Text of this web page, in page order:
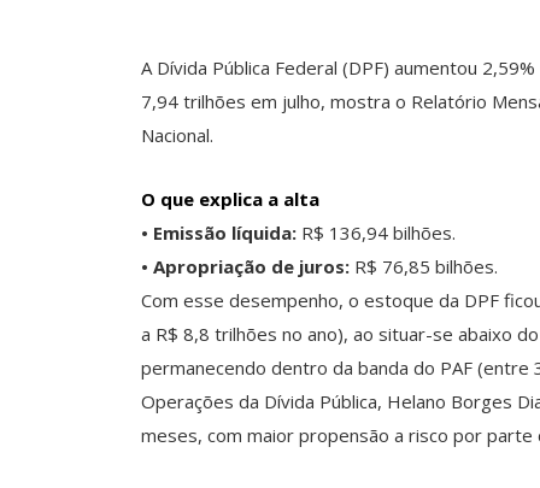
A Dívida Pública Federal (DPF) aumentou
7,94 trilhões em julho, mostra o Relatório
Nacional.
O que explica a alta
• Emissão líquida: R$ 136,94 bilhões.
• Apropriação de juros: R$ 76,85 bilhões.
Com esse desempenho, o estoque da DPF
a R$ 8,8 trilhões no ano), ao situar-se abaixo
permanecendo dentro da banda do PAF
Operações da Dívida Pública, Helano Borges
meses, com maior propensão a risco por